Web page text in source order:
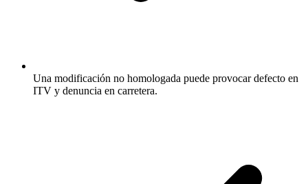
Una modificación no homologada puede provocar defecto en
ITV y denuncia en carretera.